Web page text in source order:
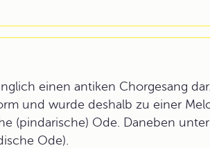
einen antiken Chorgesang
und wurde deshalb zu einer
(pindarische) Ode. Daneben
Ode).